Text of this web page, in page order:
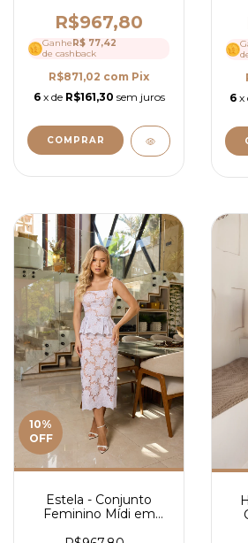
R$967,80
Ganhe R$ 77,42
de cashback
R$871,02 com Pix
6 x de R$161,30 sem juros
COMPRAR
6 x
10%
OFF
Estela - Conjunto
Feminino Mídi em